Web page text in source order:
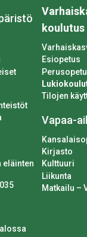
eläinten
koulutus
Esiopetus
Tilojen
Vapaa-
Kirjasto
Kulttuuri
Liikunta
Matkailu –